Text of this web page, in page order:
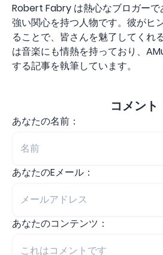
Robert Fabry は熱心なブロガーで
強い関心を持つ人物です。彼がヒ
ることで、皆さんを魅了してくれ
は音楽にも情熱を持っており、
する記事を執筆しています。
コメント
あなたの名前：
あなたのEメール：
あなたのコンテンツ：